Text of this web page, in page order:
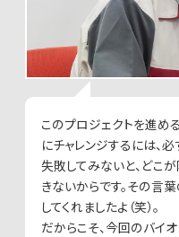
このプロジェクトを進め
にチャレンジするには、
失敗してみないと、どこ
きないからです。その言
してくれましたよ（笑）。
だからこそ、今回のバイ